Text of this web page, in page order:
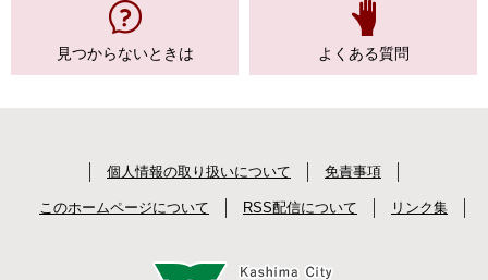
見つからないときは よくある質問
個人情報の取り扱いについて 免責事項
このホームページについて RSS配信について リンク集